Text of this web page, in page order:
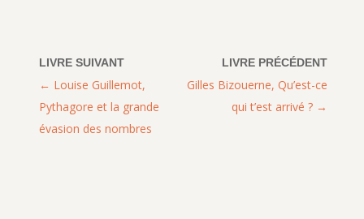
Gilles Bizouerne, Qu’est-ce
qui t’est arrivé ?
Louise Guillemot,
Pythagore et la grande
évasion des nombres